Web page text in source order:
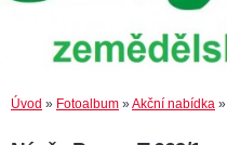
Úvod » Fotoalbum »Akční nabídka »